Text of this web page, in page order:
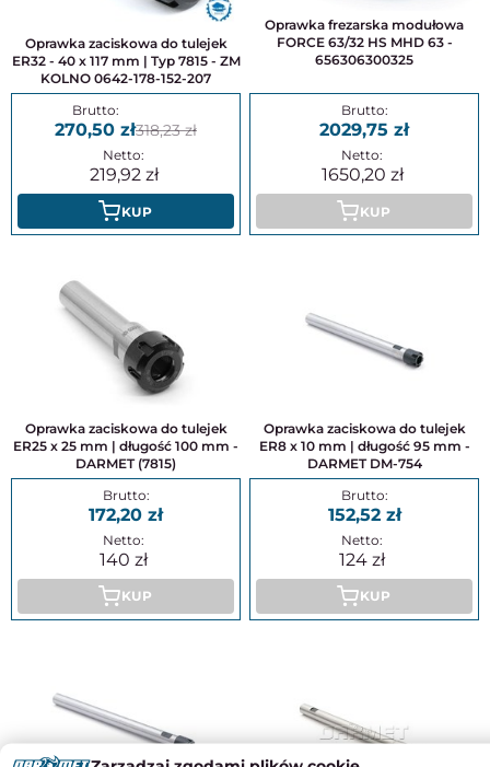
Oprawka zaciskowa do tulejek
ER32 - 40 x 117 mm | Typ 7815 - ZM
KOLNO 0642-178-152-207
270,50 318,23
219,92
KUP
Oprawka frezarska modułowa
FORCE 63/32 HS MHD 63 -
656306300325
2029,75
1650,20
KUP
Oprawka zaciskowa do tulejek
ER25 x 25 mm | długość 100 mm -
DARMET (7815)
172,20
140
KUP
Oprawka zaciskowa do tulejek
ER8 x 10 mm | długość 95 mm -
DARMET DM-754
152,52
124
KUP